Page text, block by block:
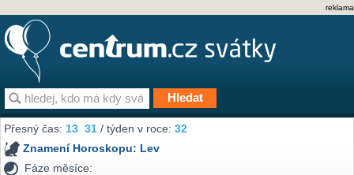
reklama
Přesný čas:13 31 / týden v roce:32
Znamení Horoskopu: Lev
Fáze měsíce: